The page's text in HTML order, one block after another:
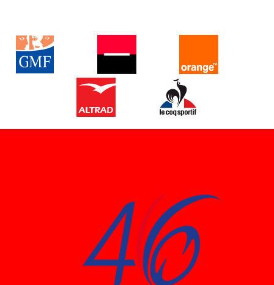
AUSSI AU COMITE
DEPARTEMENTAL DE RUGBY DU
egalement lors de votre visite au nourrissage des animaux (les
ours, les loupsâ€¦) au parc zoologique dans le nord du Lot.
JOUER AU RUGBY FEMININ
rugby vacances organise des stages de perfectionnement rugby
féminin pendant les vacances été 2017 à souillac. les filles jouent